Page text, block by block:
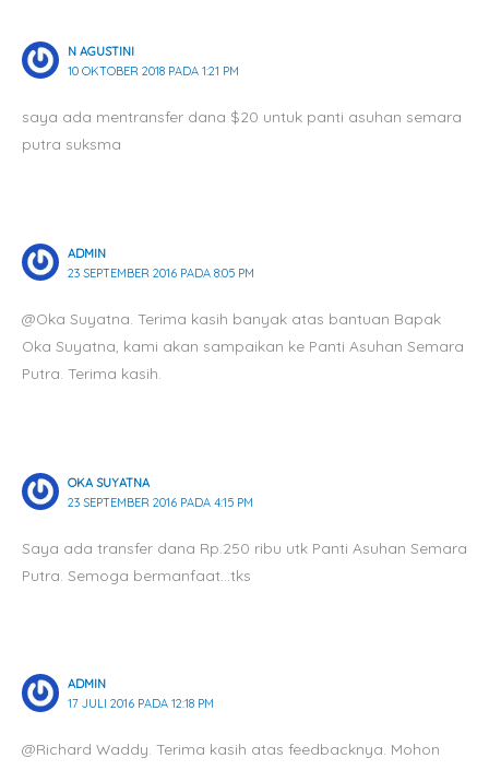
N AGUSTINI
10 OKTOBER 2018 PADA 1:21 PM
saya ada mentransfer dana $20 untuk panti asuhan semara
putra suksma
ADMIN
23 SEPTEMBER 2016 PADA 8:05 PM
@Oka Suyatna. Terima kasih banyak atas bantuan Bapak
Oka Suyatna, kami akan sampaikan ke Panti Asuhan Semara
Putra. Terima kasih.
OKA SUYATNA
23 SEPTEMBER 2016 PADA 4:15 PM
Saya ada transfer dana Rp.250 ribu utk Panti Asuhan Semara
Putra. Semoga bermanfaat…tks
ADMIN
17 JULI 2016 PADA 12:18 PM
@Richard Waddy. Terima kasih atas feedbacknya. Mohon